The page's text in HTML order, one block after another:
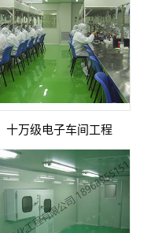
十万级电子车间工程